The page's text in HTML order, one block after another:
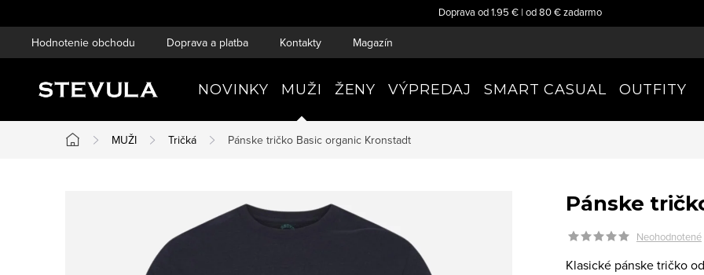
na
Doprava od 1.95 € | od 80 € zadarmo
Hodnotenie obchodu Doprava a platba Kontakty Magazín
NOVINKY MUŽI ŽENY VÝPREDAJ SMART CASUAL OUTFITY
Domov
MUŽI Tričká Pánske tričko Basic organic Kronstadt
Pánske
Neohodnotené
Klasické pánske tričko